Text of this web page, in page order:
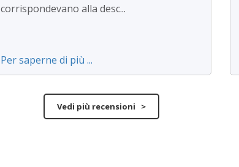
corrispondevano alla desc...
Per saperne di più ...
Vedi più recensioni >